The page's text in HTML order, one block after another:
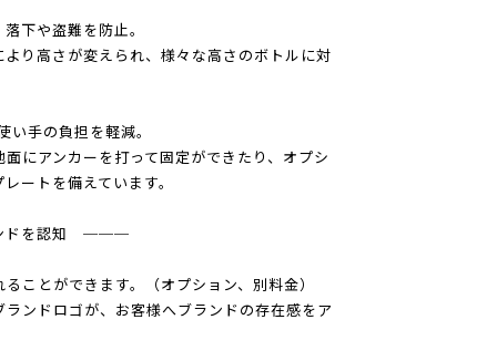
下や盗難を防止。
り高さが変えられ、様々な高さのボトルに対
手の負担を軽減。
にアンカーを打って固定ができたり、オプシ
ートを備えています。
ドを認知 ───
ことができます。（オプション、別料金）
ンドロゴが、お客様へブランドの存在感をア